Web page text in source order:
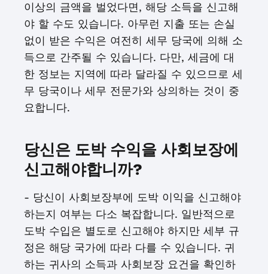
이상의 금액을 벌었다면, 해당 소득을 신고해
야 할 수도 있습니다. 아무런 지출 또는 손실
없이 받은 수익은 여전히 세무 당국에 의해 소
득으로 간주될 수 있습니다. 다만, 세금에 대
한 정보는 지역에 따라 달라질 수 있으므로 세
무 당국이나 세무 전문가와 상의하는 것이 중
요합니다.
당신은 도박 수익을 사회보장에
신고해야합니까?
- 당신이 사회보장부에 도박 이익을 신고해야
하는지 여부는 다소 복잡합니다. 일반적으로
도박 수입은 별도로 신고해야 하지만 세부 규
정은 해당 국가에 따라 다를 수 있습니다. 귀
하는 귀사의 소득과 사회보장 요건을 확인하